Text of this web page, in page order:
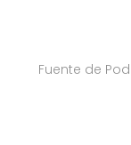
Fuente de